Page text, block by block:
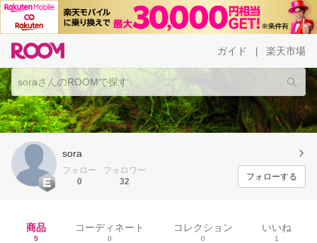
ガイド 楽天市場
sora
フォロー
0
フォロワー
32
フォローする
商品
5
コーディネート
0
コレクション
0
いいね
1